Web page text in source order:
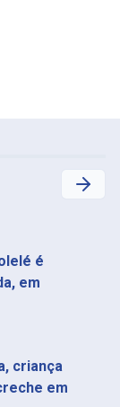
é
em
criança
em